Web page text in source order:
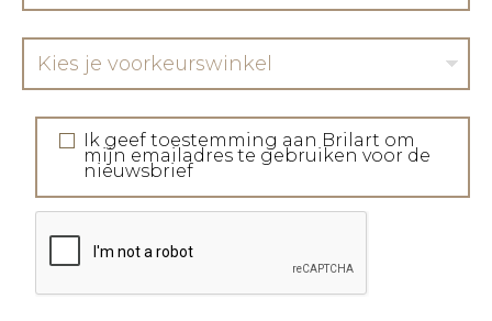
Kies je voorkeurswinkel
Ik geef toestemming aan Brilart om
mijn emailadres te gebruiken voor de
nieuwsbrief